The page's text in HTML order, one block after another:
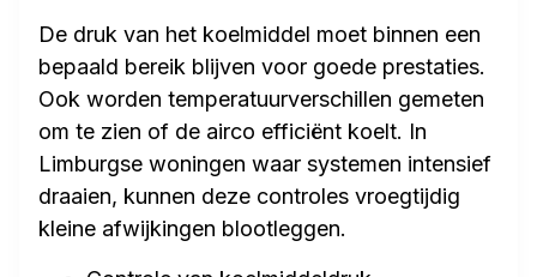
De druk van het koelmiddel moet binnen een
bepaald bereik blijven voor goede prestaties.
Ook worden temperatuurverschillen gemeten
om te zien of de airco efficiënt koelt. In
Limburgse woningen waar systemen intensief
draaien, kunnen deze controles vroegtijdig
kleine afwijkingen blootleggen.